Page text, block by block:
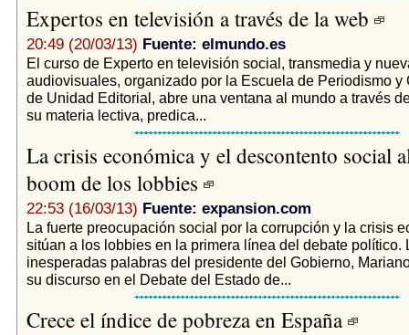
Expertos en televisión a través de la web
20:49 (20/03/13) Fuente: elmundo.es
El curso de Experto en televisión social, transmedia y
audiovisuales, organizado por la Escuela de Periodismo y
de Unidad Editorial, abre una ventana al mundo a través
su materia lectiva, predica...
La crisis económica y el descontento social
boom de los lobbies
22:53 (16/03/13) Fuente: expansion.com
La fuerte preocupación social por la corrupción y la crisis
sitúan a los lobbies en la primera línea del debate político.
inesperadas palabras del presidente del Gobierno,
su discurso en el Debate del Estado de...
Crece el índice de pobreza en España